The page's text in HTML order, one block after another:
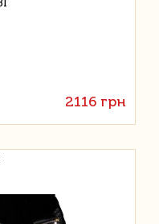
2116 грн